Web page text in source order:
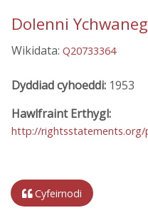
Dolenni
Wikidata: Q20733364
Dyddiad cyhoeddi: 1953
Hawlfraint Erthygl:
http://rightsstatements.org/
Cyfeirnodi